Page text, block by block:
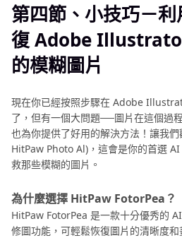
第四節、小技巧－
復 Adobe
的模糊圖片
現在你已經按照步驟在 Adobe
了，但有一個大問題──圖片在這個過
也為你提供了好用的解決方法！讓我們
HitPaw Photo Al)，這會是你的首選
救那些模糊的圖片。
為什麼選擇 HitPaw FotorPea？
HitPaw FotorPea 是一款十分優秀的
修圖功能，可輕鬆恢復圖片的清晰度